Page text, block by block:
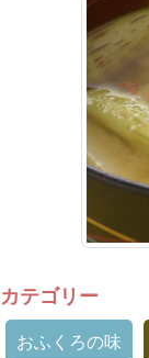
カテゴリー
おふくろの味